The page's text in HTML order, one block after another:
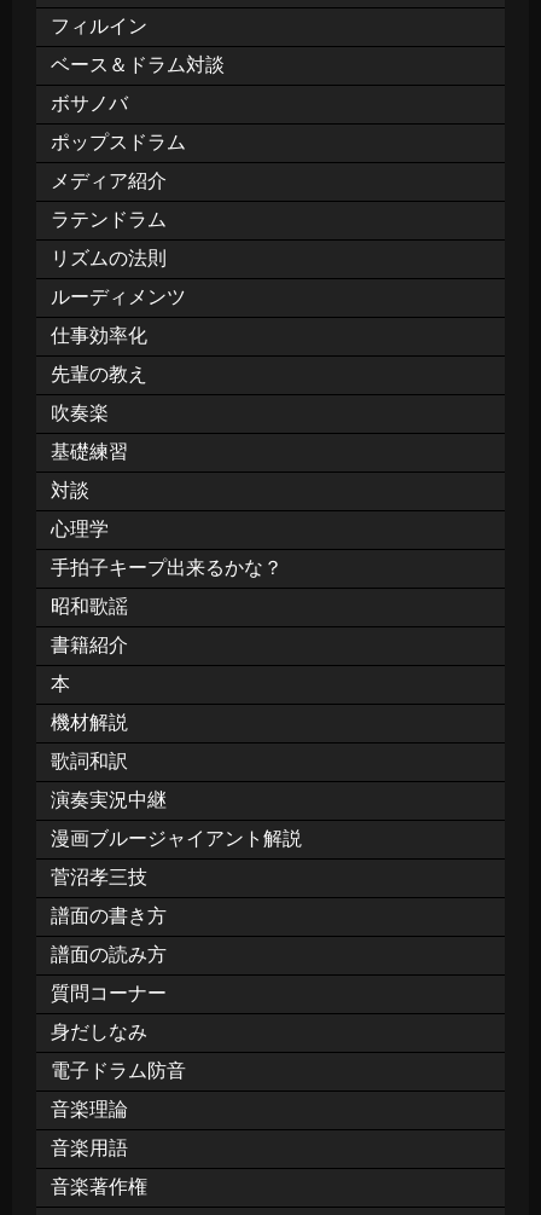
フィルイン
ベース＆ドラム対談
ボサノバ
ポップスドラム
メディア紹介
ラテンドラム
リズムの法則
ルーディメンツ
仕事効率化
先輩の教え
吹奏楽
基礎練習
対談
心理学
手拍子キープ出来るかな？
昭和歌謡
書籍紹介
本
機材解説
歌詞和訳
演奏実況中継
漫画ブルージャイアント解説
菅沼孝三技
譜面の書き方
譜面の読み方
質問コーナー
身だしなみ
電子ドラム防音
音楽理論
音楽用語
音楽著作権